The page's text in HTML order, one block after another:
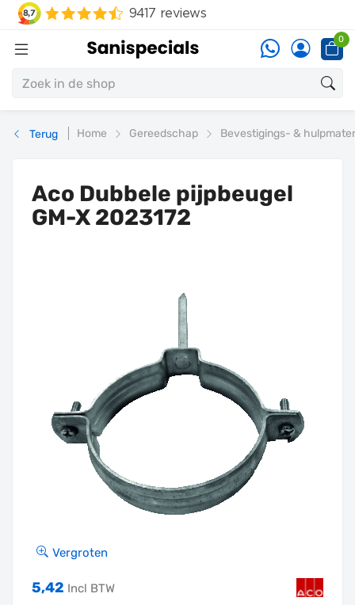
0
Terug Home Gereedschap Bevestigings- &
Aco Dubbele pijpbeugel
GM-X 2023172
Vergroten
5,42 Incl BTW